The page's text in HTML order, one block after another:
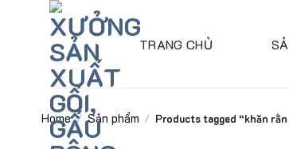
TRANG CHỦ
Home / Sản phẩm / Products tagged “khăn